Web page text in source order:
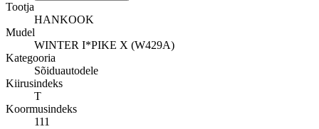
Tootja
HANKOOK
Mudel
WINTER I*PIKE X (W429A)
Kategooria
Sõiduautodele
Kiirusindeks
T
Koormusindeks
111